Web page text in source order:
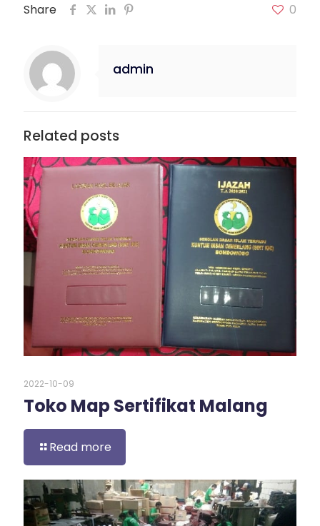
Share 0
admin
Related posts
2022-10-09
Toko Map Sertifikat Malang
Read more